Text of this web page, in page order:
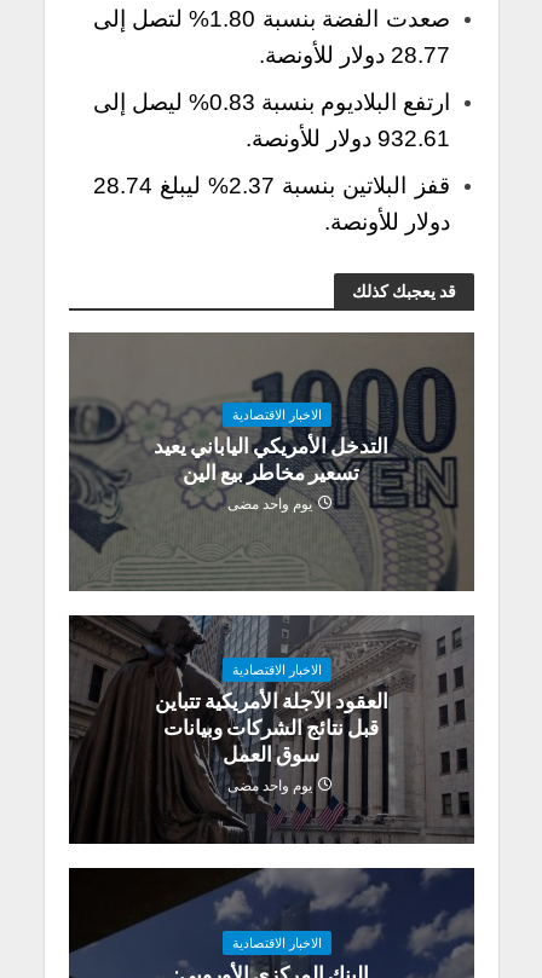
صعدت الفضة بنسبة 1.80% لتصل إلى
28.77 دولار للأونصة.
ارتفع البلاديوم بنسبة 0.83% ليصل إلى
932.61 دولار للأونصة.
قفز البلاتين بنسبة 2.37% ليبلغ 28.74
دولار للأونصة.
قد يعجبك كذلك
الاخبار الاقتصادية
التدخل الأمريكي الياباني يعيد
تسعير مخاطر بيع الين
يوم واحد مضى
الاخبار الاقتصادية
العقود الآجلة الأمريكية تتباين
قبل نتائج الشركات وبيانات
سوق العمل
يوم واحد مضى
الاخبار الاقتصادية